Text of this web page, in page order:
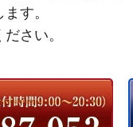
す。
さい。